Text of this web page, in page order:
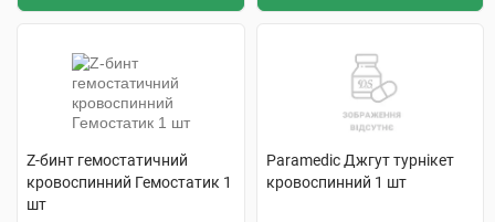
Z-бинт гемостатичний
кровоспинний Гемостатик 1
шт
Paramedic Джгут турнікет
кровоспинний 1 шт